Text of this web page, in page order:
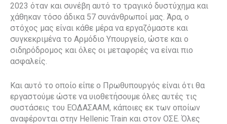
2023 όταν και συνέβη αυτό το τραγικό δυστύχημα και
χάθηκαν τόσο άδικα 57 συνάνθρωποί μας. Άρα, ο
στόχος μας είναι κάθε μέρα να εργαζόμαστε και
συγκεκριμένα το Αρμόδιο Υπουργείο, ώστε και ο
σιδηρόδρομος και όλες οι μεταφορές να είναι πιο
ασφαλείς.
Και αυτό το οποίο είπε ο Πρωθυπουργός είναι ότι θα
εργαστούμε ώστε να υιοθετήσουμε όλες αυτές τις
συστάσεις του ΕΟΔΑΣΑΑΜ, κάποιες εκ των οποίων
αναφέρονται στην Hellenic Train και στον OΣΕ. Όλες